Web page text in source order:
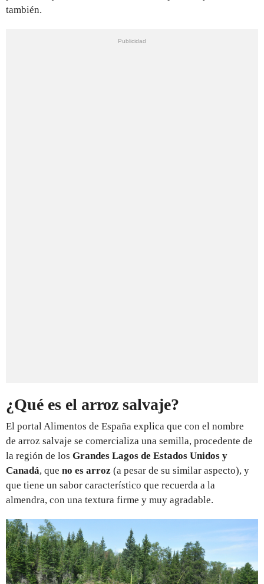
también.
¿Qué es el arroz salvaje?
El portal Alimentos de España explica que con el nombre
de arroz salvaje se comercializa una semilla, procedente de
la región de los Grandes Lagos de Estados Unidos y
Canadá, que no es arroz (a pesar de su similar aspecto), y
que tiene un sabor característico que recuerda a la
almendra, con una textura firme y muy agradable.